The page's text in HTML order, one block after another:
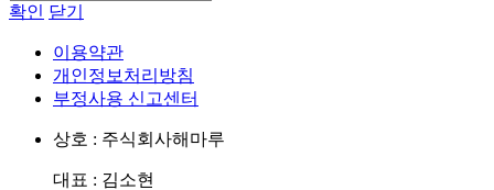
확인 닫기
이용약관
개인정보처리방침
부정사용 신고센터
상호 : 주식회사해마루
대표 : 김소현